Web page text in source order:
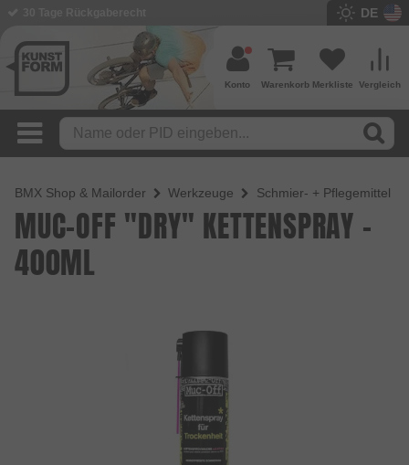
DE
Vergleich
Merkliste
Warenkorb
Konto
BMX Shop & Mailorder Werkzeuge Schmier- + Pflegemittel
MUC-OFF "DRY" KETTENSPRAY -
400ML